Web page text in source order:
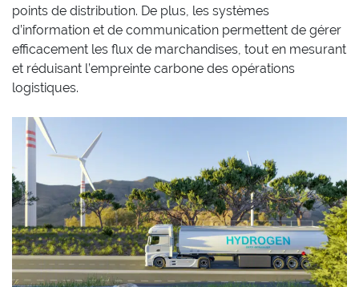
points de distribution. De plus, les systèmes
d’information et de communication permettent de gérer
efficacement les flux de marchandises, tout en mesurant
et réduisant l’empreinte carbone des opérations
logistiques.